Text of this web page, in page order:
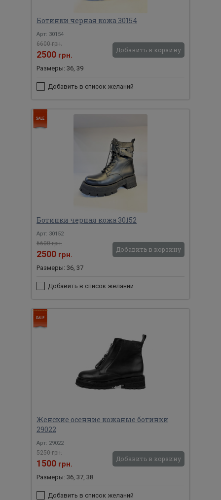
Ботинки черная кожа 30154
Арт: 30154
6600 грн.
2500 грн.
Добавить в корзину
Размеры: 36, 39
Добавить в список желаний
Ботинки черная кожа 30152
Арт: 30152
6600 грн.
2500 грн.
Добавить в корзину
Размеры: 36, 37
Добавить в список желаний
Женские осенние кожаные ботинки
29022
Арт: 29022
5250 грн.
1500 грн.
Добавить в корзину
Размеры: 36, 37, 38
Добавить в список желаний